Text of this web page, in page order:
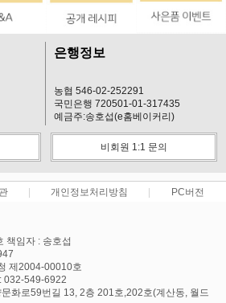
은행정보
농협 546-02-252291
국민은행 720501-01-317435
예금주:송호섭(e홈베이커리)
비회원 1:1 문의
개인정보처리방침 PC버전
책임자 : 송호섭
제2004-00010호
032-549-6922
화로59번길 13, 2층 201호,202호(계산동, 월드